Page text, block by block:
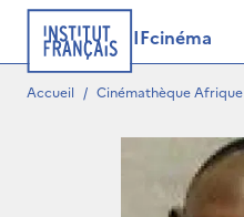
IFcinéma
Accueil / Cinémathèque Afrique